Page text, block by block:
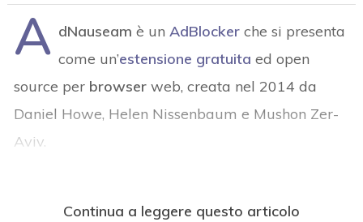
A dNauseam è unAdBlocker che si presenta
come un’estensione gratuita ed open
source per browser web, creata nel 2014 da
Daniel Howe, Helen Nissenbaum e Mushon Zer-
Aviv.
Continua a leggere questo articolo